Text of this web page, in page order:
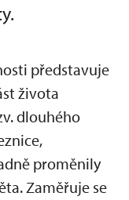
představuje
života
dlouhého
proměnily
Zaměřuje se